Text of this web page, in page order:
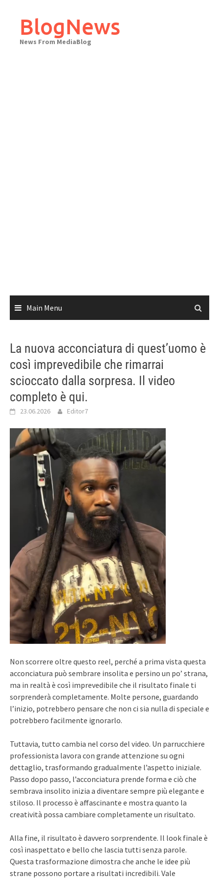
contentBlogNews
News From MediaBlog
Main Menu
La nuova acconciatura di quest’uomo è
così imprevedibile che rimarrai
scioccato dalla sorpresa. Il video
completo è qui.
23.06.2026 Editor7
Non scorrere oltre questo reel, perché a prima vista questa
acconciatura può sembrare insolita e persino un po’ strana,
ma in realtà è così imprevedibile che il risultato finale ti
sorprenderà completamente. Molte persone, guardando
l’inizio, potrebbero pensare che non ci sia nulla di speciale e
potrebbero facilmente ignorarlo.
Tuttavia, tutto cambia nel corso del video. Un parrucchiere
professionista lavora con grande attenzione su ogni
dettaglio, trasformando gradualmente l’aspetto iniziale.
Passo dopo passo, l’acconciatura prende forma e ciò che
sembrava insolito inizia a diventare sempre più elegante e
stiloso. Il processo è affascinante e mostra quanto la
creatività possa cambiare completamente un risultato.
Alla fine, il risultato è davvero sorprendente. Il look finale è
così inaspettato e bello che lascia tutti senza parole.
Questa trasformazione dimostra che anche le idee più
strane possono portare a risultati incredibili. Vale